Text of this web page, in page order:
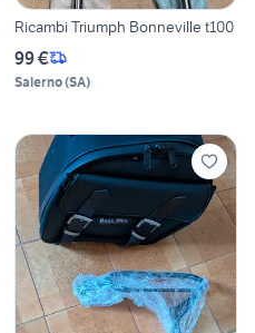
Ricambi Triumph Bonneville t100
99 €
Salerno(SA)